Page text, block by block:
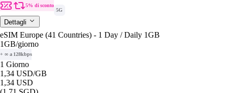
5% di sconto
5G
Dettagli
eSIM Europe (41 Countries) - 1 Day / Daily 1GB
1GB/giorno
+ ∞ a 128kbps
1 Giorno
1,34 USD/GB
1,34 USD